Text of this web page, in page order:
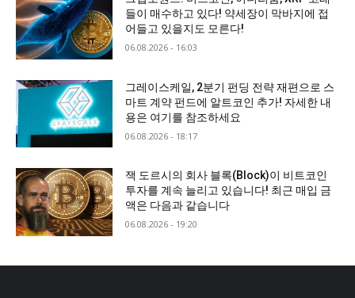
들이 매수하고 있다! 약세장이 막바지에 접
어들고 있을지도 모른다!
06.08.2026 - 16:03
그레이스케일, 2분기 펀딩 전략 재편으로 스
마트 계약 펀드에 알트코인 추가! 자세한 내
용은 여기를 참조하세요
06.08.2026 - 18:17
잭 도르시의 회사 블록(Block)이 비트코인
투자를 계속 늘리고 있습니다! 최근 매입 금
액은 다음과 같습니다
06.08.2026 - 19:20